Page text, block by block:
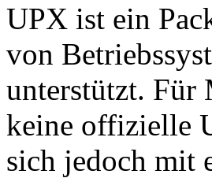
UPX ist ein
von
unterstützt. Für
keine offizielle
sich jedoch mit